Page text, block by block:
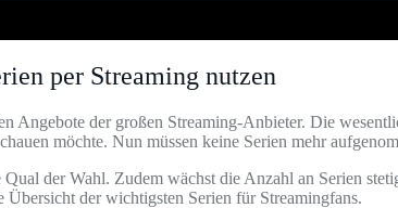
per Streaming nutzen
Angebote der großen Streaming-Anbieter. Die
möchte. Nun müssen keine Serien mehr
Qual der Wahl. Zudem wächst die Anzahl an Serien
Übersicht der wichtigsten Serien für Streamingfans.